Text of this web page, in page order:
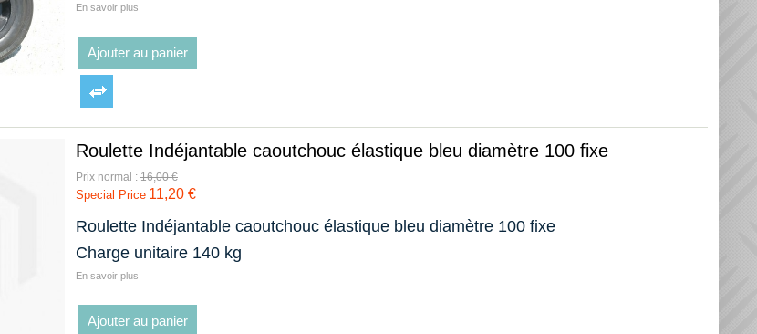
En savoir plus
Ajouter au panier
Roulette Indéjantable caoutchouc élastique bleu diamètre 100 fixe
Prix normal : 16,00 €
Special Price 11,20 €
Roulette Indéjantable caoutchouc élastique bleu diamètre 100 fixe
Charge unitaire 140 kg
En savoir plus
Ajouter au panier